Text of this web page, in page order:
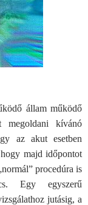
állam működő
megoldani kívánó
az akut esetben
majd időpontot
procedúra is
Egy egyszerű
jutásig, a